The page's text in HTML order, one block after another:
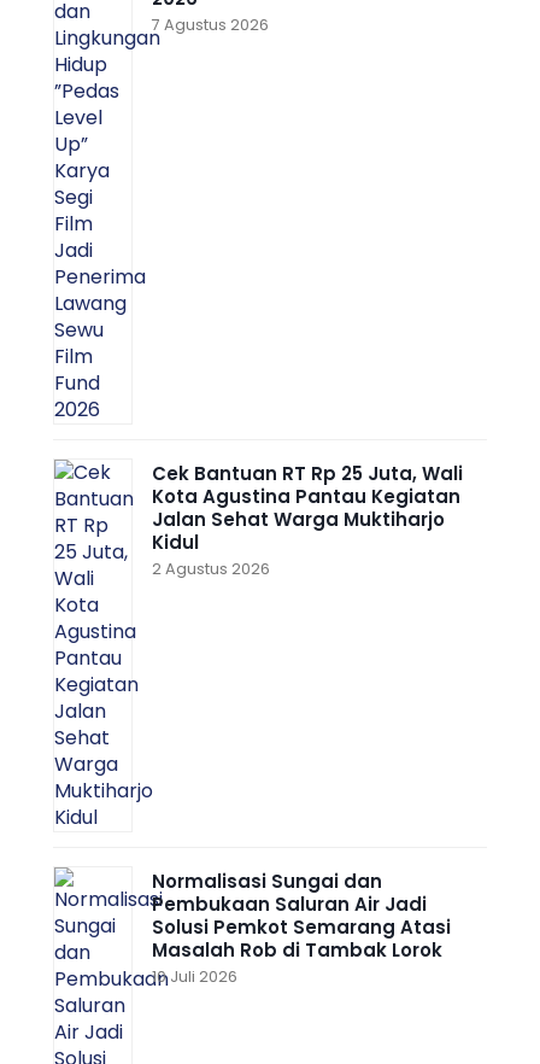
7 Agustus 2026
Cek Bantuan RT Rp 25 Juta, Wali
Kota Agustina Pantau Kegiatan
Jalan Sehat Warga Muktiharjo
Kidul
2 Agustus 2026
Normalisasi Sungai dan
Pembukaan Saluran Air Jadi
Solusi Pemkot Semarang Atasi
Masalah Rob di Tambak Lorok
10 Juli 2026